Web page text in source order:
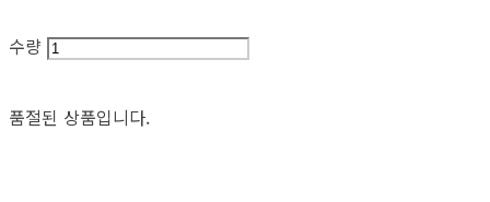
수량
품절된 상품입니다.